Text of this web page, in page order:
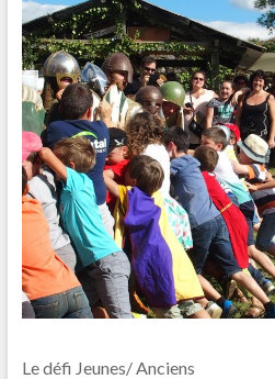
Le défi Jeunes/ Anciens